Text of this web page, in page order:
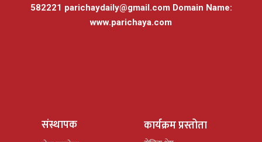
582221 parichaydaily@gmail.comDomain Name:
www.parichaya.com
संस्थापक कार्यक्रम प्रस्तोता